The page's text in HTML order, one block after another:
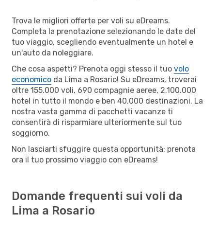
Trova le migliori offerte per voli su eDreams.
Completa la prenotazione selezionando le date del
tuo viaggio, scegliendo eventualmente un hotel e
un'auto da noleggiare.
Che cosa aspetti? Prenota oggi stesso il tuo volo
economico da Lima a Rosario! Su eDreams, troverai
oltre 155.000 voli, 690 compagnie aeree, 2.100.000
hotel in tutto il mondo e ben 40.000 destinazioni. La
nostra vasta gamma di pacchetti vacanze ti
consentirà di risparmiare ulteriormente sul tuo
soggiorno.
Non lasciarti sfuggire questa opportunità: prenota
ora il tuo prossimo viaggio con eDreams!
Domande frequenti sui voli da
Lima a Rosario